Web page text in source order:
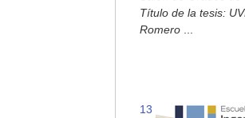
Título de la tesis:
Romero
13